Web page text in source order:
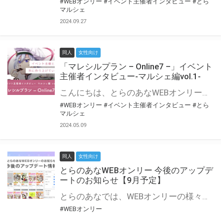
マルシェ
2024.09.27
同人 女性向け
「マレシルプラン – Online7 –」イベント
主催者インタビュー-マルシェ編vol.1-
こんにちは、とらのあなWEBオンリー運営スタッフです。 新たにお届けする、イベント主催者インタビュー-マルシェ編-は、 とらのあなWEBオンリー「マルシェ」をご利用した主催様に 「マルシェ」を使って開催した感想や心がけをお聞きする企画です。 今回は、WEBオンリー開催7回目迎えた「マレシルプラン – Online7 –」より、 主催の玉川うた様にお話を伺いました。 ▼マレシルプランのインタビュー前回記事 「イベント主催者インタビュー vol.6」はこちら 協力：玉川うた様（マレシルプラン実行委員会 代表）／イベント公式Twitter（@mallesil_plan） とらのあなWEBオンリー「マルシェ」とは？ WEBオンリーでリアルタイムでコミュニケーションがとれるオンライン会場です。
#WEBオンリー #イベント主催者インタビュー #とら
マルシェ
2024.05.09
同人 女性向け
とらのあなWEBオンリー 今後のアップデ
ートのお知らせ【9月予定】
とらのあなでは、WEBオンリーの様々な支援を実施しています。 今回は2021年9月に実装を予定しているアップデート情報についてご紹介いたします。 とらのあなWEBオンリーサイトはこちら
#WEBオンリー